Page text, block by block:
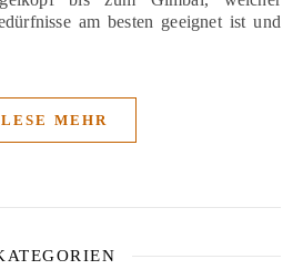
am besten geeignet ist und
LESE MEHR